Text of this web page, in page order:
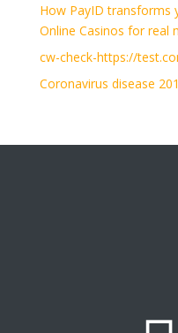
How PayID transforms
Online Casinos for real
cw-check-https://
Coronavirus disease